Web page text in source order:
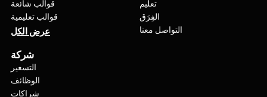
قوالب شائعة
قوالب تعليمية
عرض الكل
تعليم
الفِرَق
التواصل معنا
شركة
التسعير
الوظائف
شراكات